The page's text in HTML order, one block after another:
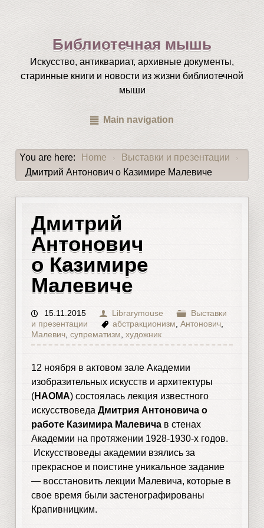
Библиотечная мышь
Искусство, антиквариат, архивные документы,
старинные книги и новости из жизни библиотечной
мыши
Main navigation
You are here: Home › Выставки и презентации ›
Дмитрий Антонович о Казимире Малевиче
Дмитрий
Антонович
о Казимире
Малевиче
15.11.2015 Librarymouse
Выставки
и презентации
абстракционизм ,Антонович
Малевич, супрематизм художник
12 ноября в актовом зале Академии
изобразительных искусств и архитектуры
(НАОМА) состоялась лекция известного
искусствоведа Дмитрия Антоновича о
работе Казимира Малевичав стенах
Академии на протяжении 1928-1930-х годов.
Искусствоведы академии взялись за
прекрасное и поистине уникальное задание
— восстановить лекции Малевича, которые в
свое время были застенографированы
Крапивницким.